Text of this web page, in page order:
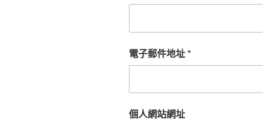
電子郵件地址*
個人網站網址